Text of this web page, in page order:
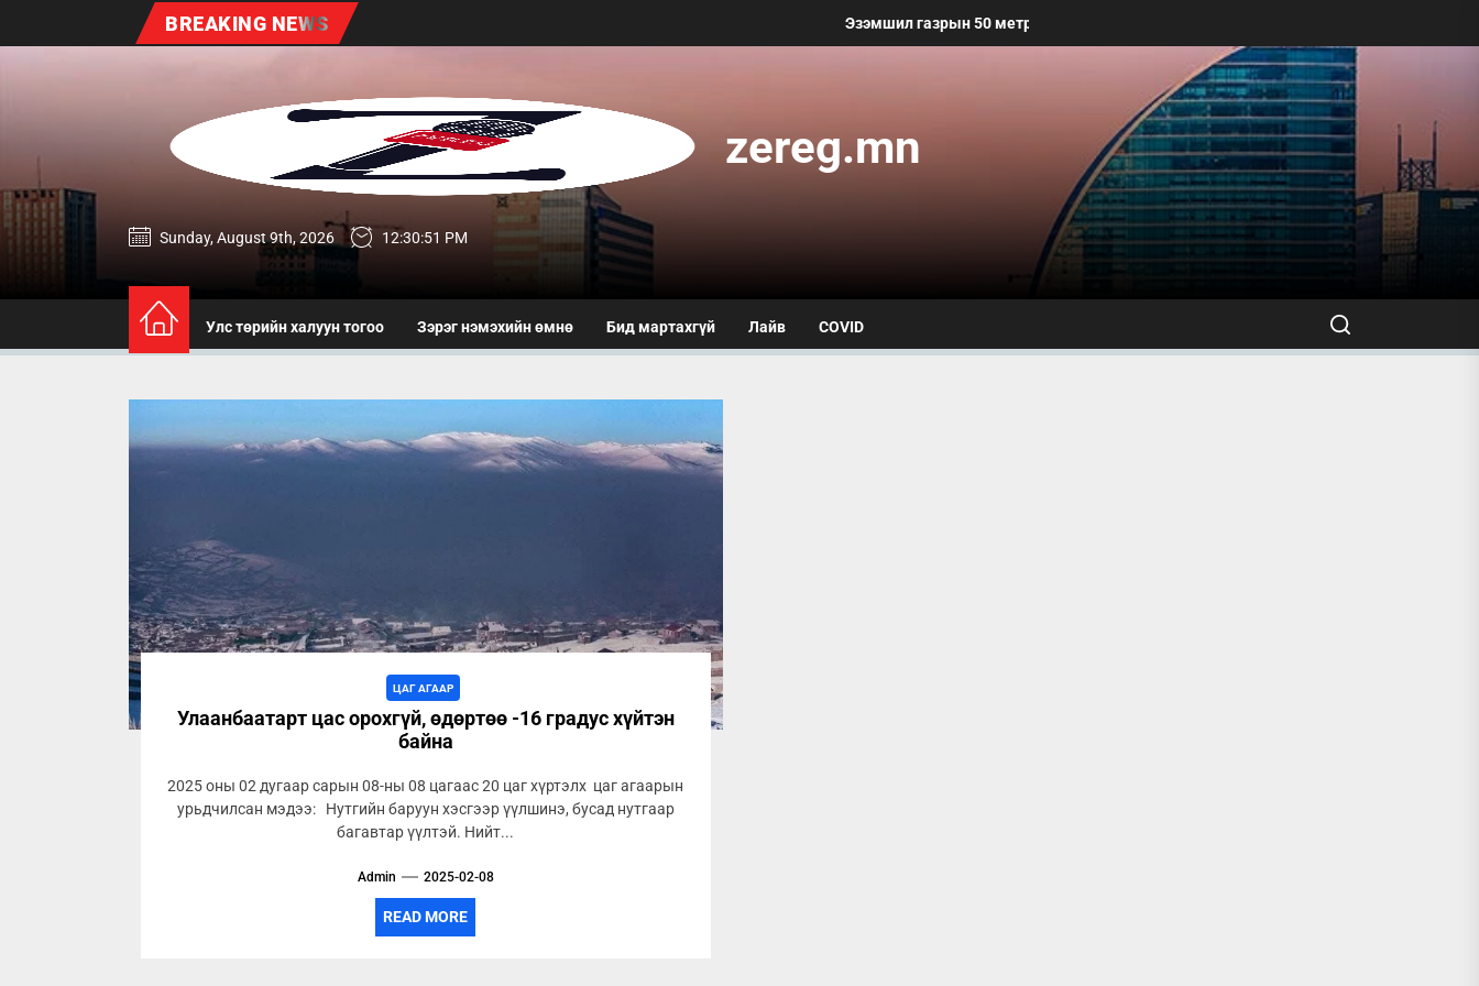
BREAKING NEWS Эзэмшил газрын 50 метр хүртэлх талбайг угааж, өнгө үзэмжийг сайжруулахыг уриалжээ
zereg.mn
zereg.mn
Sunday, August 9th, 2026 12:30:51 PM
Улс төрийн халуун тогоо Зэрэг нэмэхийн өмнө Бид мартахгүй Лайв COVID
ЦАГ АГААР
Улаанбаатарт цас орохгүй, өдөртөө -16 градус хүйтэн
байна
2025 оны 02 дугаар сарын 08-ны 08 цагаас 20 цаг хүртэлх цаг агаарын
урьдчилсан мэдээ: Нутгийн баруун хэсгээр үүлшинэ, бусад нутгаар
багавтар үүлтэй. Нийт...
Admin 2025-02-08
READ MORE